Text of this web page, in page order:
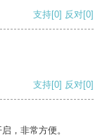
支持[0] 反对[0]
支持[0] 反对[0]
，非常方便。